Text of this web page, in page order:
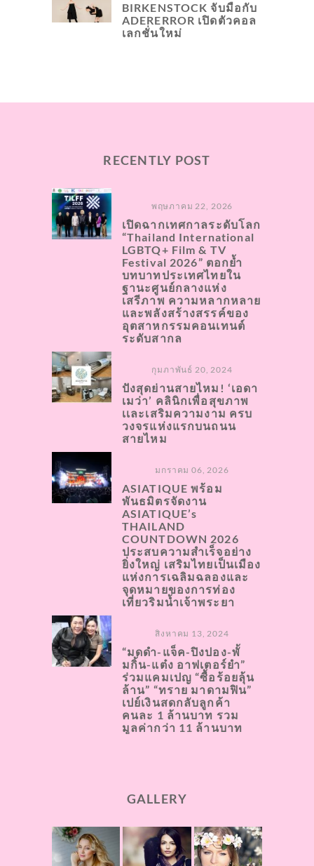
BIRKENSTOCK จับมือกับ
ADERERROR เปิดตัวคอล
เลกชั่นใหม่
RECENTLY POST
พฤษภาคม 22, 2026
เปิดฉากเทศกาลระดับโลก
“Thailand International
LGBTQ+ Film & TV
Festival 2026” ตอกย้ำ
บทบาทประเทศไทยใน
ฐานะศูนย์กลางแห่ง
เสรีภาพ ความหลากหลาย
และพลังสร้างสรรค์ของ
อุตสาหกรรมคอนเทนต์
ระดับสากล
กุมภาพันธ์ 20, 2024
ปังสุดย่านสายไหม! ‘เอดา
เมว่า’ คลินิกเพื่อสุขภาพ
เเละเสริมความงาม ครบ
วงจรแห่งแรกบนถนน
สายไหม
มกราคม 06, 2026
ASIATIQUE พร้อม
พันธมิตรจัดงาน
ASIATIQUE’s
THAILAND
COUNTDOWN 2026
ประสบความสำเร็จอย่าง
ยิ่งใหญ่ เสริมไทยเป็นเมือง
แห่งการเฉลิมฉลองและ
จุดหมายของการท่อง
เที่ยวริมน้ำเจ้าพระยา
สิงหาคม 13, 2024
“มดดำ-แจ็ค-ปิงปอง-พั้
มกิ้น-แต๋ง อาฟเตอร์ยำ”
ร่วมแคมเปญ “ซื้อร้อยลุ้น
ล้าน” “ทราย มาดามฟิน”
เปย์เงินสดกลับลูกค้า
คนละ 1 ล้านบาท รวม
มูลค่ากว่า 11 ล้านบาท
GALLERY